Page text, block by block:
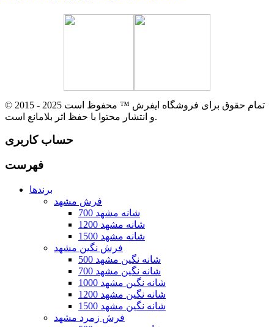
© 2015 - 2025 تمام حقوق برای فروشگاه ایفرش ™ محفوظ است
و انتشار محتوا با حفظ اثر بلامانع است.
حساب کاربری
فهرست
برندها
فرش مشهد
700 شانه مشهد
1200 شانه مشهد
1500 شانه مشهد
فرش نگین مشهد
500 شانه نگین مشهد
700 شانه نگین مشهد
1000 شانه نگین مشهد
1200 شانه نگین مشهد
1500 شانه نگین مشهد
فرش زمرد مشهد